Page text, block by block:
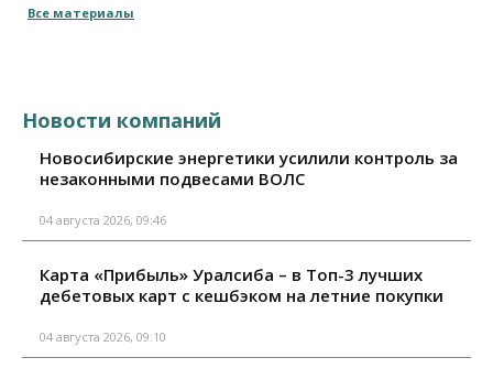
Все материалы
Новости компаний
Новосибирские энергетики усилили контроль за
незаконными подвесами ВОЛС
04 августа 2026, 09:46
Карта «Прибыль» Уралсиба – в Топ-3 лучших
дебетовых карт с кешбэком на летние покупки
04 августа 2026, 09:10